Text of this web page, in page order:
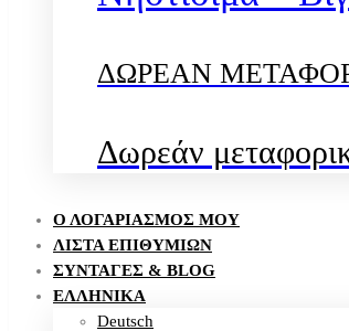
ΔΩΡΕΑΝ
Δωρεάν
Ο ΛΟΓΑΡΙΑΣΜΌΣ ΜΟΥ
ΛΊΣΤΑ ΕΠΙΘΥΜΙΏΝ
ΣΥΝΤΑΓΈΣ & BLOG
ΕΛΛΗΝΙΚΑ
Deutsch